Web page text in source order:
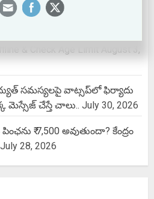
5, 2026
& Check Age Limit
August 3,
సమస్యలపై వాట్సప్‌లో ఫిర్యాదు
మెస్సేజ్ చేస్తే చాలు.. July 30, 2026
₹ 7,500 అవుతుందా? కేంద్రం
July 28, 2026